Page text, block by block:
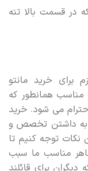
در قسمت بالا تنه
برای خرید مانتو
همانطور که
می شود. خرید
به داشتن تخصص و
توجه کنیم تا
مناسب ما سبب
برای قائلند